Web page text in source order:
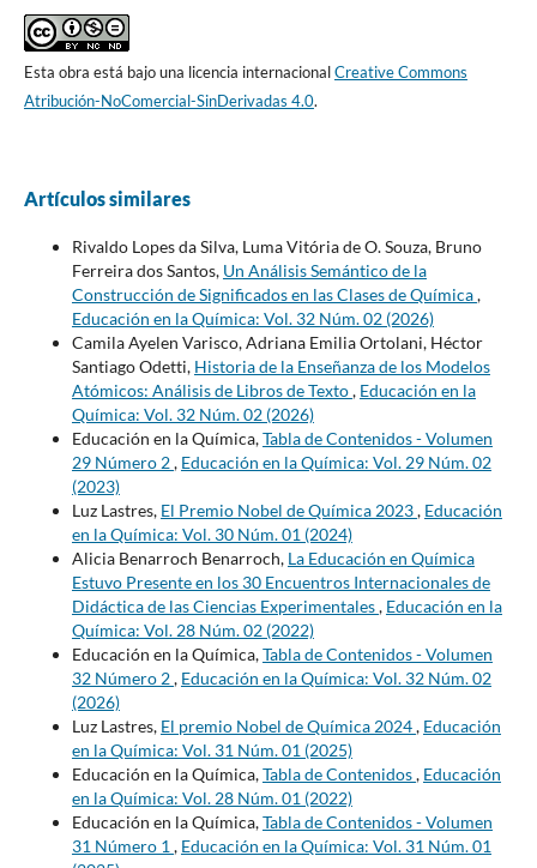
Esta obra está bajo una licencia internacionalCreative Commons
Atribución-NoComercial-SinDerivadas 4.0.
Artículos similares
Rivaldo Lopes da Silva, Luma Vitória de O. Souza, Bruno
Ferreira dos Santos, Un Análisis Semántico de la
Construcción de Significados en las Clases de Química,
Educación en la Química: Vol. 32 Núm. 02 (2026)
Camila Ayelen Varisco, Adriana Emilia Ortolani, Héctor
Santiago Odetti, Historia de la Enseñanza de los Modelos
Atómicos: Análisis de Libros de Texto, Educación en la
Química: Vol. 32 Núm. 02 (2026)
Educación en la Química,Tabla de Contenidos - Volumen
29 Número 2, Educación en la Química: Vol. 29 Núm. 02
(2023)
Luz Lastres, El Premio Nobel de Química 2023, Educación
en la Química: Vol. 30 Núm. 01 (2024)
Alicia Benarroch Benarroch, La Educación en Química
Estuvo Presente en los 30 Encuentros Internacionales de
Didáctica de las Ciencias Experimentales, Educación en la
Química: Vol. 28 Núm. 02 (2022)
Educación en la Química,Tabla de Contenidos - Volumen
32 Número 2, Educación en la Química: Vol. 32 Núm. 02
(2026)
Luz Lastres, El premio Nobel de Química 2024, Educación
en la Química: Vol. 31 Núm. 01 (2025)
Educación en la Química,Tabla de Contenidos, Educación
en la Química: Vol. 28 Núm. 01 (2022)
Educación en la Química,Tabla de Contenidos - Volumen
31 Número 1 , Educación en la Química: Vol. 31 Núm. 01